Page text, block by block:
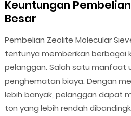
Keuntungan
Besar
Pembelian Zeolite Molecular
tentunya memberikan berbagai
pelanggan. Salah satu manfaat
penghematan biaya. Dengan
lebih banyak, pelanggan dapat
ton yang lebih rendah